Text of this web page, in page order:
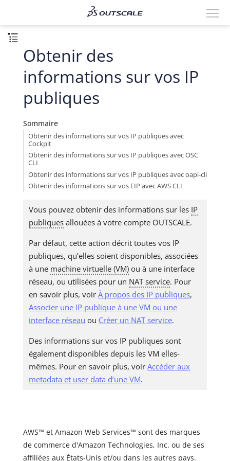
Obtenir des
informations sur vos IP
publiques
Sommaire
Obtenir des informations sur vos IP publiques avec
Cockpit
Obtenir des informations sur vos IP publiques avec OSC
CLI
Obtenir des informations sur vos IP publiques avec oapi-cli
Obtenir des informations sur vos EIP avec AWS CLI
Vous pouvez obtenir des informations sur les IP
publiques allouées à votre compte OUTSCALE.
Par défaut, cette action décrit toutes vos IP
publiques, qu’elles soient disponibles, associées
à une machine virtuelle (VM) ou à une interface
réseau, ou utilisées pour un NAT service. Pour
en savoir plus, voirÀ propos des IP publiques,
Associer une IP publique à une VM ou une
interface réseau ou Créer un NAT service.
Des informations sur vos IP publiques sont
également disponibles depuis les VM elles-
mêmes. Pour en savoir plus, voirAccéder aux
metadata et user data d’une VM.
AWS™ et Amazon Web Services™ sont des marques
de commerce d'Amazon Technologies, Inc. ou de ses
affiliées aux États-Unis et/ou dans les autres pays.